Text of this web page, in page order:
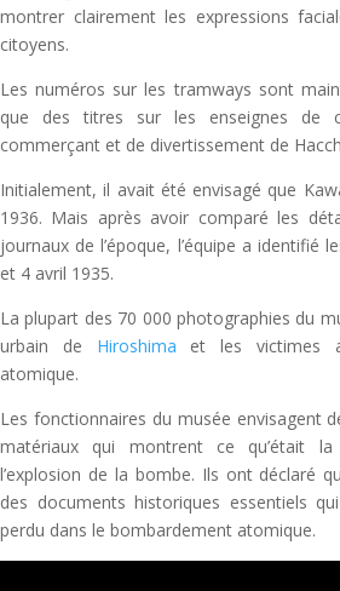
montrer clairement les expressions
citoyens.
Les numéros sur les tramways sont
que des titres sur les enseignes de
commerçant et de divertissement de
Initialement, il avait été envisagé que
1936. Mais après avoir comparé les
journaux de l’époque, l’équipe a identifié
et 4 avril 1935.
La plupart des 70 000 photographies du
urbain de Hiroshima et les victimes
atomique.
Les fonctionnaires du musée envisagent
matériaux qui montrent ce qu’était
l’explosion de la bombe. Ils ont déclaré
des documents historiques essentiels
perdu dans le bombardement atomique.